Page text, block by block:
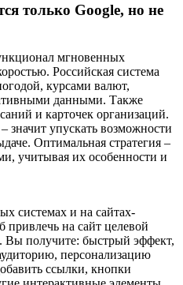
только Google, но не
мгновенных
Российская система
курсами валют,
данными. Также
и карточек организаций.
значит упускать возможности
Оптимальная стратегия –
учитывая их особенности и
системах и на сайтах-
на сайт целевой
Вы получите: быстрый эффект,
персонализацию
ссылки, кнопки